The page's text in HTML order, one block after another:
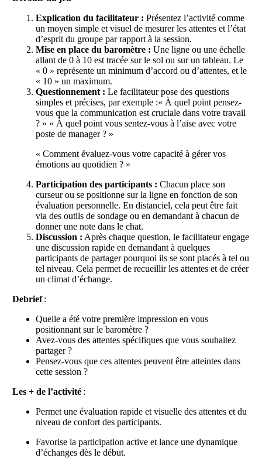
Explication du facilitateur : Présentez l’activité comme
un moyen simple et visuel de mesurer les attentes et l’état
d’esprit du groupe par rapport à la session.
Mise en place du baromètre : Une ligne ou une échelle
allant de 0 à 10 est tracée sur le sol ou sur un tableau. Le
« 0 » représente un minimum d’accord ou d’attentes, et le
« 10 » un maximum.
Questionnement : Le facilitateur pose des questions
simples et précises, par exemple :« À quel point pensez-
vous que la communication est cruciale dans votre travail
? » « À quel point vous sentez-vous à l’aise avec votre
poste de manager ? »
« Comment évaluez-vous votre capacité à gérer vos
émotions au quotidien ? »
Participation des participants : Chacun place son
curseur ou se positionne sur la ligne en fonction de son
évaluation personnelle. En distanciel, cela peut être fait
via des outils de sondage ou en demandant à chacun de
donner une note dans le chat.
Discussion : Après chaque question, le facilitateur engage
une discussion rapide en demandant à quelques
participants de partager pourquoi ils se sont placés à tel ou
tel niveau. Cela permet de recueillir les attentes et de créer
un climat d’échange.
Debrief:
Quelle a été votre première impression en vous
positionnant sur le baromètre ?
Avez-vous des attentes spécifiques que vous souhaitez
partager ?
Pensez-vous que ces attentes peuvent être atteintes dans
cette session ?
Les + de l’activité :
Permet une évaluation rapide et visuelle des attentes et du
niveau de confort des participants.
Favorise la participation active et lance une dynamique
d’échanges dès le début.